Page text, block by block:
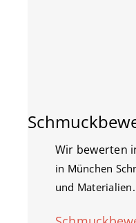
Wir bewerten
in München
und Materialien.